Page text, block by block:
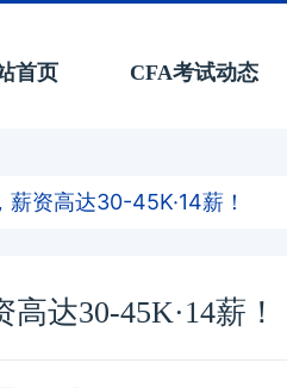
首页 CFA考试动态
资高达30-45K·14薪！
达30-45K·14薪！